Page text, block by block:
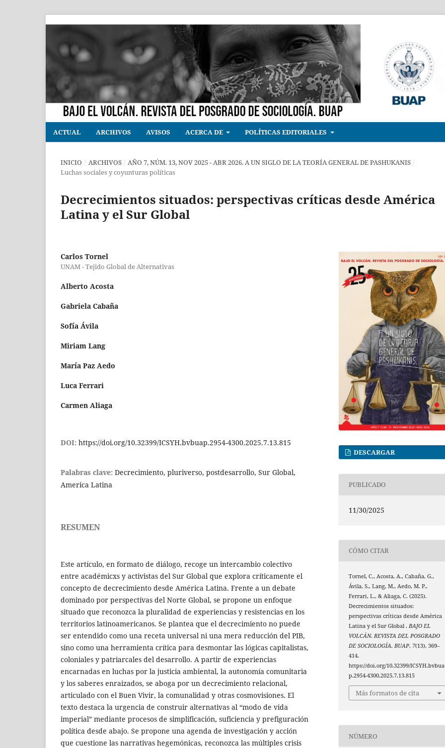
ACTUAL ARCHIVOS AVISOS ACERCA DE POLÍTICAS EDITORIALES
INICIO / ARCHIVOS / AÑO 7, NÚM. 13, NOV 2025 - ABR 2026. A UN SIGLO DE LA TEORÍA GENERAL DE PASHUKANIS /
Luchas sociales y coyunturas políticas
Decrecimientos situados: perspectivas críticas desde América
Latina y el Sur Global
Carlos Tornel
UNAM - Tejido Global de Alternativas
Alberto Acosta
Gabriela Cabaña
Sofía Ávila
Miriam Lang
María Paz Aedo
Luca Ferrari
Carmen Aliaga
DOI: https://doi.org/10.32399/ICSYH.bvbuap.2954-4300.2025.7.13.815
Palabras clave: Decrecimiento, pluriverso, postdesarrollo, Sur Global,
America Latina
RESUMEN
Este artículo, en formato de diálogo, recoge un intercambio colectivo
entre académicxs y activistas del Sur Global que explora críticamente el
concepto de decrecimiento desde América Latina. Frente a un debate
dominado por perspectivas del Norte Global, se propone un enfoque
situado que reconozca la pluralidad de experiencias y resistencias en los
territorios latinoamericanos. Se plantea que el decrecimiento no puede
ser entendido como una receta universal ni una mera reducción del PIB,
sino como una herramienta crítica para desmontar las lógicas capitalistas,
coloniales y patriarcales del desarrollo. A partir de experiencias
encarnadas en luchas por la justicia ambiental, la autonomía comunitaria
y los saberes enraizados, se aboga por un decrecimiento relacional,
articulado con el Buen Vivir, la comunalidad y otras cosmovisiones. El
texto destaca la urgencia de construir alternativas al “modo de vida
imperial” mediante procesos de simplificación, suficiencia y prefiguración
política desde abajo. Se propone una agenda de investigación y acción
que cuestione las narrativas hegemónicas, reconozca las múltiples crisis
DESCARGAR
PUBLICADO
11/30/2025
CÓMO CITAR
Tornel, C., Acosta, A., Cabaña, G.,
Ávila, S., Lang, M., Aedo, M. P.,
Ferrari, L., & Aliaga, C. (2025).
Decrecimientos situados:
perspectivas críticas desde América
Latina y el Sur Global .BAJO EL
VOLCÁN. REVISTA DEL POSGRADO
DE SOCIOLOGÍA. BUAP, 7(13), 369–
414.
https://doi.org/10.32399/ICSYH.bvbua
p.2954-4300.2025.7.13.815
Más formatos de cita
NÚMERO